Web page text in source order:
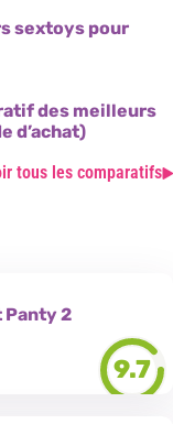
sextoys pour
des meilleurs
d’achat)
tous les comparatifs
2
9.7